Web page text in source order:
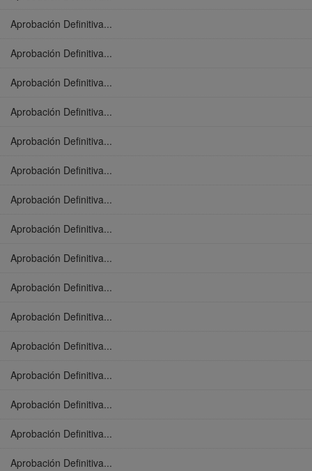
Aprobación Definitiva...
Aprobación Definitiva...
Aprobación Definitiva...
Aprobación Definitiva...
Aprobación Definitiva...
Aprobación Definitiva...
Aprobación Definitiva...
Aprobación Definitiva...
Aprobación Definitiva...
Aprobación Definitiva...
Aprobación Definitiva...
Aprobación Definitiva...
Aprobación Definitiva...
Aprobación Definitiva...
Aprobación Definitiva...
Aprobación Definitiva...